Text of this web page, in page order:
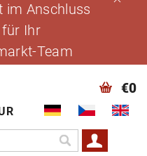
im Anschluss
für Ihr
Team
€0